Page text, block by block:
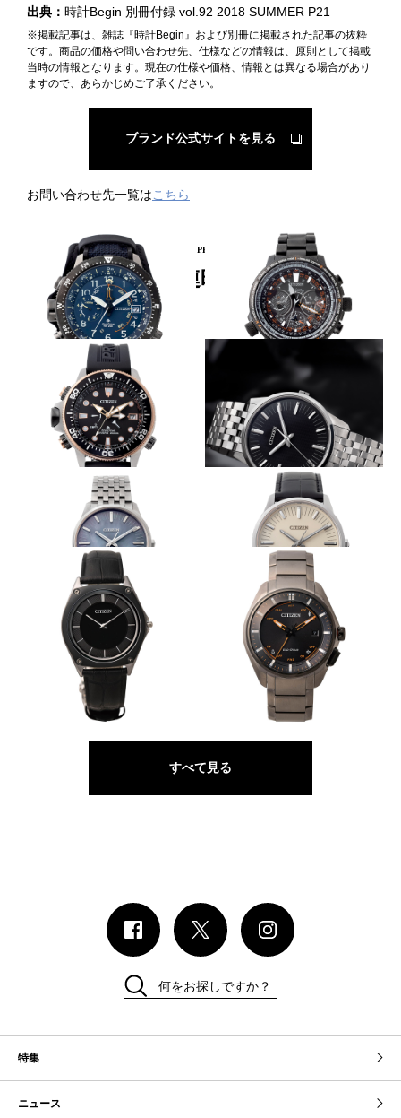
出典： 時計Begin 別冊付録 vol.92 2018 SUMMER P21
※掲載記事は、雑誌『時計Begin』および別冊に掲載された記事の抜粋
です。商品の価格や問い合わせ先、仕様などの情報は、原則として掲載
当時の情報となります。現在の仕様や価格、情報とは異なる場合があり
ますので、あらかじめご了承ください。
ブランド公式サイトを見る
お問い合わせ先一覧はこちら
PICKUP PRODUCT
関連時計
より軽量かつ堅牢に
エコ・ドライブ アルティクロ
ン プロマスター30周年限定モ
先進のGPS衛星電波時計
CITIZEN
エコ・ドライブGPS衛星電波時
計 プロマスター30周年限定モ
デル
アナログ水深計装備のプロ用ダイバ
エコ・ドライブ アクアランド
200ｍ プロマスター30周年限定
シンプルな外観に先進技術を潜める
CITIZEN
ザ・シチズン
シンプルな外観に先進技術を潜める
ザ・シチズン
シンプルな外観に先進技術を潜める
ザ・シチズン
超薄型ケースを傷付けない新素材
エコ・ドライブ ワン
スマホとつながるアナログ時計
エコ・ドライブ Bluetooth
すべて見る
特集
ニュース
何をお探しですか？